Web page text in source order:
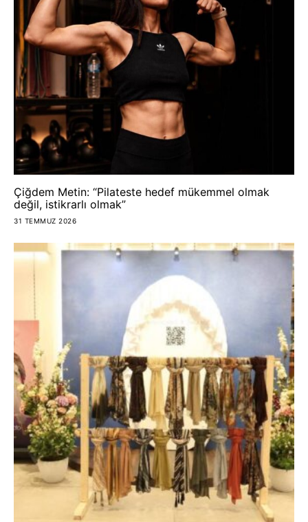
Çiğdem Metin: “Pilateste hedef mükemmel olmak
değil, istikrarlı olmak”
31 TEMMUZ 2026